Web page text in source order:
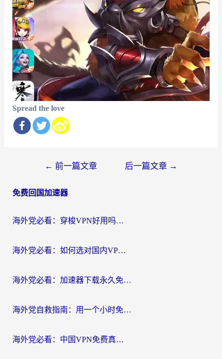
Spread the love
导
← 前一篇文章 后一篇文章 →
免费回国加速器
海外党必看：穿梭VPN好用吗？和云帆VPN对比哪个回国效果更好？附真实测评+避坑指南
海外党必看：如何选对国内VPN，实现无缝访问国内资源？
海外党必看：加速器下载永久免费版真的存在吗？教你无缝访问国内资源的正确姿势
海外党自救指南：用一个小时免费加速器，轻松打破国内资源访问壁垒？
海外党必看：中国VPN免费真的靠谱吗？手把手教你选对回国加速器